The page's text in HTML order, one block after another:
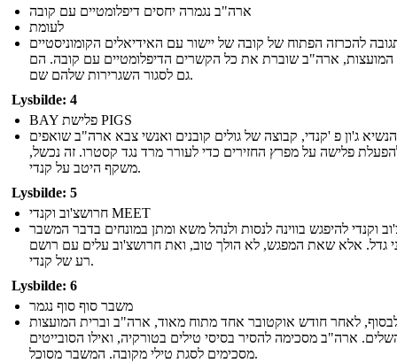
ארה"ב נגמרה יחסים דיפלומטיים עם קובה
לעומת
להכרזה הפתוח של קובה של יישור עם האידיאלים הקומוניסטיים
המועצות, ארה"ב שוברת את כל הקשרים הדיפלומטיים עם קובה. הם
גם לסגור השגרירות שלהם שם.
Lysbilde: 4
BAY פלישת PIGS
ג'ון פ 'קנדי, קבוצה של גולים קובנים ואנשי צבא ארה"ב שואפים
פלישה על מפרץ החזירים כדי לעורר מרד נגד קסטרו. זה נכשל,
משקף היטב על קנדי.
Lysbilde: 5
חרושצ'וב וקנדי MEET
וקנדי להיפגש בווינה לנסות ולנהל משא ומתן במונחים בדבר המשבר
גדל. אלא שאת המפגש, לא הולך טוב, ואת חרושצ'וב עלים עם רושם
רע של קנדי.
Lysbilde: 6
משבר סוף סוף נגמר
לאחר חודש אוקטובר אחד מתוח מאוד, ארה"ב וברית המועצות
ארה"ב מסכימה להסיר בסיסי טילים בטורקיה, ואילו הסובייטים
מסכימים לסגת טילי מקובה. המשבר מסוכל.